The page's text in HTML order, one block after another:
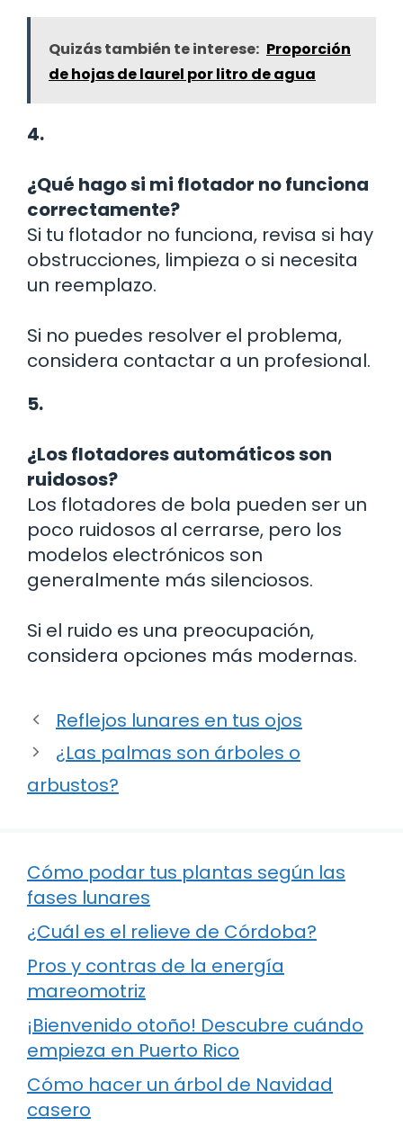
Quizás también te interese: Proporción
de hojas de laurel por litro de agua
4.
¿Qué hago si mi flotador no funciona
correctamente?
Si tu flotador no funciona, revisa si hay
obstrucciones, limpieza o si necesita
un reemplazo.
Si no puedes resolver el problema,
considera contactar a un profesional.
5.
¿Los flotadores automáticos son
ruidosos?
Los flotadores de bola pueden ser un
poco ruidosos al cerrarse, pero los
modelos electrónicos son
generalmente más silenciosos.
Si el ruido es una preocupación,
considera opciones más modernas.
Reflejos lunares en tus ojos
¿Las palmas son árboles o
arbustos?
Cómo podar tus plantas según las
fases lunares
¿Cuál es el relieve de Córdoba?
Pros y contras de la energía
mareomotriz
¡Bienvenido otoño! Descubre cuándo
empieza en Puerto Rico
Cómo hacer un árbol de Navidad
casero